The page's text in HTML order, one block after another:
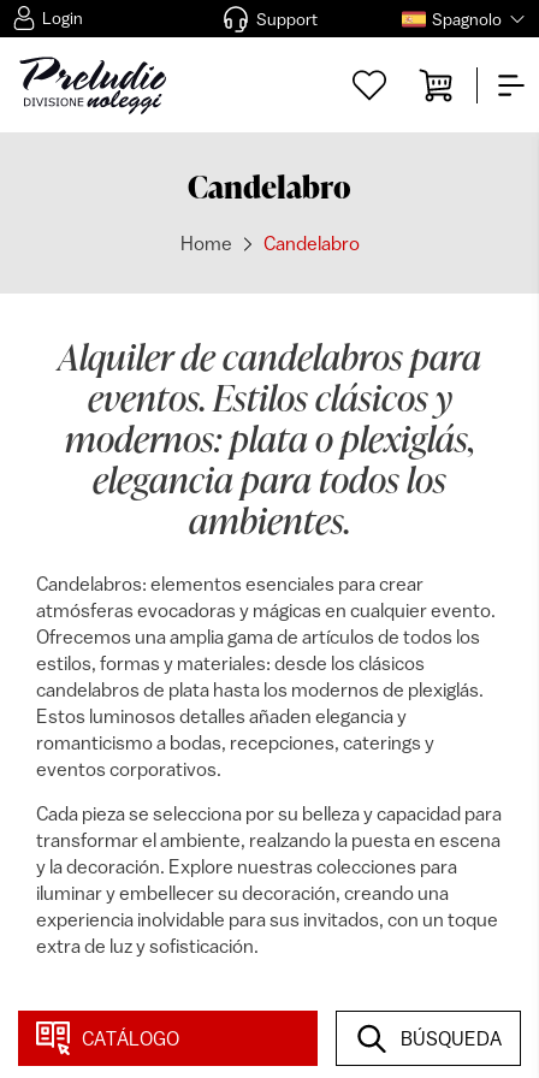
Login Support Spagnolo
Candelabro
Home Candelabro
Alquiler de candelabros para
eventos. Estilos clásicos y
modernos: plata o plexiglás,
elegancia para todos los
ambientes.
Candelabros: elementos esenciales para crear
atmósferas evocadoras y mágicas en cualquier evento.
Ofrecemos una amplia gama de artículos de todos los
estilos, formas y materiales: desde los clásicos
candelabros de plata hasta los modernos de plexiglás.
Estos luminosos detalles añaden elegancia y
romanticismo a bodas, recepciones, caterings y
eventos corporativos.
Cada pieza se selecciona por su belleza y capacidad para
transformar el ambiente, realzando la puesta en escena
y la decoración. Explore nuestras colecciones para
iluminar y embellecer su decoración, creando una
experiencia inolvidable para sus invitados, con un toque
extra de luz y sofisticación.
CATÁLOGO BÚSQUEDA